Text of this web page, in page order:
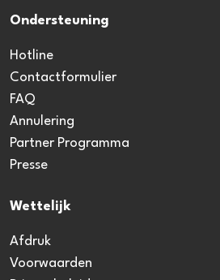
Ondersteuning
Hotline
Contactformulier
FAQ
Annulering
Partner Programma
Presse
Wettelijk
Afdruk
Voorwaarden